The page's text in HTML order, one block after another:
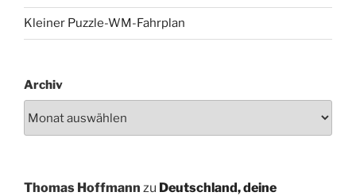
Kleiner Puzzle-WM-Fahrplan
Archiv
Thomas Hoffmann zu Deutschland, deine